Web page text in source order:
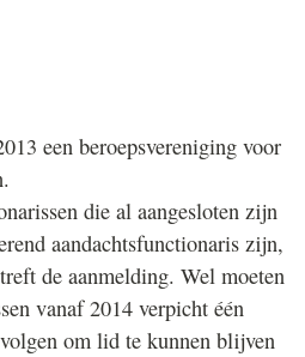
een beroepsvereniging voor
die al aangesloten zijn
aandachtsfunctionaris zijn,
de aanmelding. Wel moeten
vanaf 2014 verpicht één
om lid te kunnen blijven